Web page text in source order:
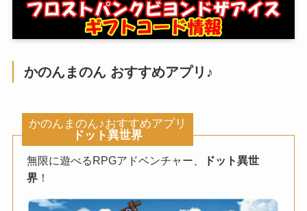
かのんまのん おすすめアプリ♪
かのんまのん♪おすすめアプリ
ドット異世界
無限に遊べるRPGアドベンチャー、
ドット異世
界 ！